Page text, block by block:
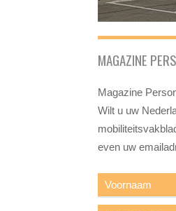
MAGAZINE
Magazine
Wilt u uw
even uw